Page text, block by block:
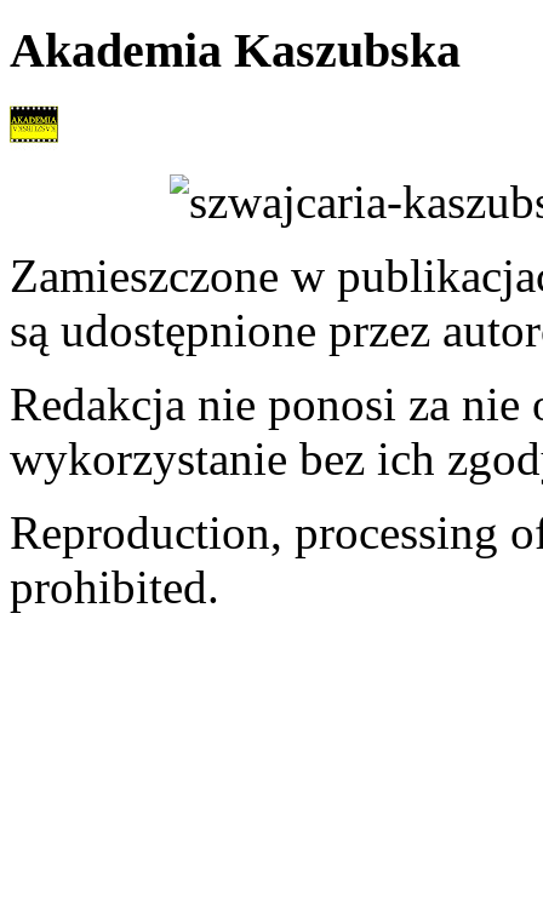
Akademia Kaszubska
Zamieszczone w
są udostępnione przez
Redakcja nie ponosi za
wykorzystanie bez ich
Reproduction, processing
prohibited.